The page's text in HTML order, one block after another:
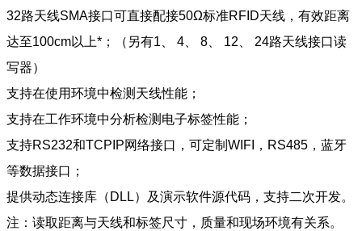
32路天线SMA接口可直接配接50Ω标准RFID天线，有效距离
达至100cm以上*；（另有1、 4、 8、 12、 24路天线接口读
写器）
支持在使用环境中检测天线性能；
支持在工作环境中分析检测电子标签性能；
支持RS232和TCPIP网络接口，可定制WIFI，RS485，蓝牙
等数据接口；
提供动态连接库（DLL）及演示软件源代码，支持二次开发。
注：读取距离与天线和标签尺寸，质量和现场环境有关系。